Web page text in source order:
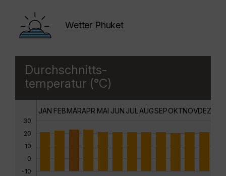
Wetter Phuket
Durchschnitts-
temperatur (°C)
30
20
10
0
-10
JAN FEBMÄRAPR MAI JUN JUL AUGSEPOKTNOVDEZ